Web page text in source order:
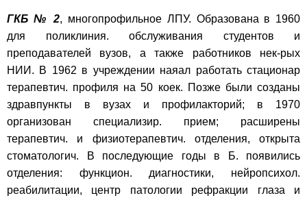
ГКБ № 2, многопрофильное ЛПУ. Образована в 1960
для поликлиния. обслуживания студентов и
преподавателей вузов, а также работников нек-рых
НИИ. В 1962 в учреждении наяал работать стационар
терапевтич. профиля на 50 коек. Позже были созданы
здравпункты в вузах и профилакторий; в 1970
организован специализир. прием; расширены
терапевтич. и физиотерапевтич. отделения, открыта
стоматологич. В последующие годы в Б. появились
отделения: функцион. диагностики, нейропсихол.
реабилитации, центр патологии рефракции глаза и